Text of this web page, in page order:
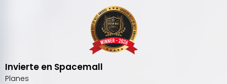
Invierte en Spacemall
Planes